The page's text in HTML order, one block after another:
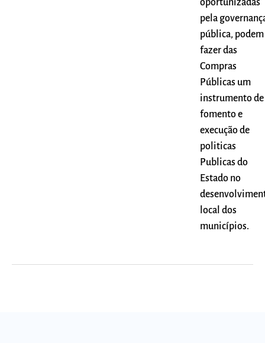
oportunizadas
pela
pública, podem
fazer das
Compras
Públicas um
instrumento de
fomento e
execução de
politicas
Publicas do
Estado no
local dos
municípios.